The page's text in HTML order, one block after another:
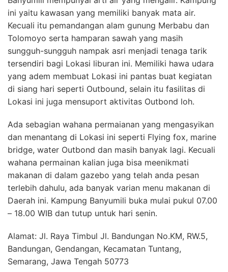
ini yaitu kawasan yang memiliki banyak mata air.
Kecuali itu pemandangan alam gunung Merbabu dan
Tolomoyo serta hamparan sawah yang masih
sungguh-sungguh nampak asri menjadi tenaga tarik
tersendiri bagi Lokasi liburan ini. Memiliki hawa udara
yang adem membuat Lokasi ini pantas buat kegiatan
di siang hari seperti Outbound, selain itu fasilitas di
Lokasi ini juga mensuport aktivitas Outbond loh.
Ada sebagian wahana permaianan yang mengasyikan
dan menantang di Lokasi ini seperti Flying fox, marine
bridge, water Outbond dan masih banyak lagi. Kecuali
wahana permainan kalian juga bisa meenikmati
makanan di dalam gazebo yang telah anda pesan
terlebih dahulu, ada banyak varian menu makanan di
Daerah ini. Kampung Banyumili buka mulai pukul 07.00
– 18.00 WIB dan tutup untuk hari senin.
Alamat: Jl. Raya Timbul Jl. Bandungan No.KM, RW.5,
Bandungan, Gendangan, Kecamatan Tuntang,
Semarang, Jawa Tengah 50773